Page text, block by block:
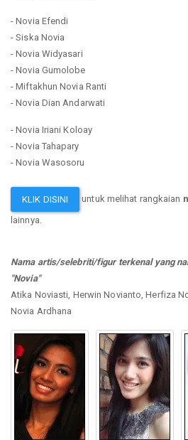
- Novia Efendi
- Siska Novia
- Novia Widyasari
- Novia Gumolobe
- Miftakhun Novia Ranti
- Novia Dian Andarwati
- Novia Iriani Koloay
- Novia Tahapary
- Novia Wasosoru
KLIK DISINI untuk melihat rangkaian
lainnya.
Nama artis/selebriti/figur terkenal yang
"Novia"
Atika Noviasti, Herwin Novianto, Herfiza
Novia Ardhana